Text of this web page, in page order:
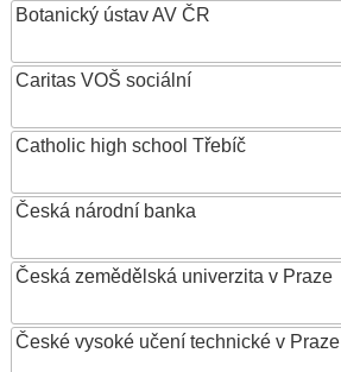
Botanický ústav AV ČR
Caritas VOŠ sociální
Catholic high school Třebíč
Česká národní banka
Česká zemědělská univerzita v Praze
České vysoké učení technické v Praze